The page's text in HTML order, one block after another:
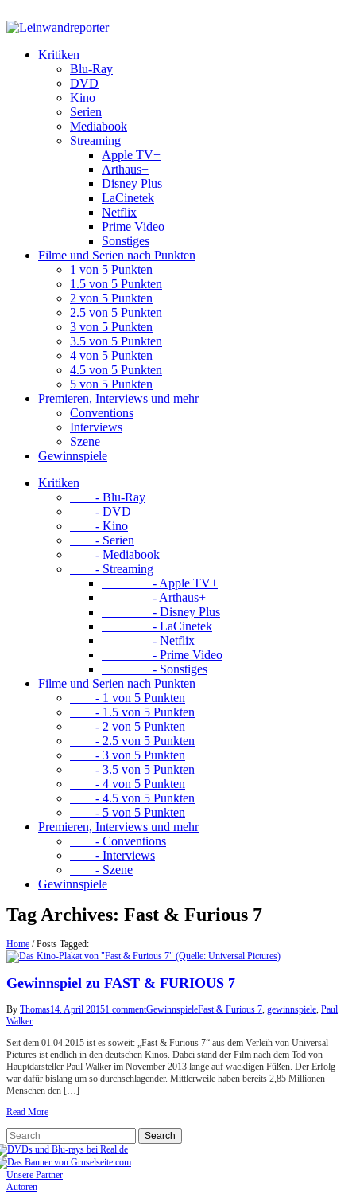
Kritiken
Blu-Ray
DVD
Kino
Serien
Mediabook
Streaming
Apple TV+
Arthaus+
Disney Plus
LaCinetek
Netflix
Prime Video
Sonstiges
Filme und Serien nach Punkten
1 von 5 Punkten
1.5 von 5 Punkten
2 von 5 Punkten
2.5 von 5 Punkten
3 von 5 Punkten
3.5 von 5 Punkten
4 von 5 Punkten
4.5 von 5 Punkten
5 von 5 Punkten
Premieren, Interviews und mehr
Conventions
Interviews
Szene
Gewinnspiele
Kritiken
- Blu-Ray
- DVD
- Kino
- Serien
- Mediabook
- Streaming
- Apple TV+
- Arthaus+
- Disney Plus
- LaCinetek
- Netflix
- Prime Video
- Sonstiges
Filme und Serien nach Punkten
- 1 von 5 Punkten
- 1.5 von 5 Punkten
- 2 von 5 Punkten
- 2.5 von 5 Punkten
- 3 von 5 Punkten
- 3.5 von 5 Punkten
- 4 von 5 Punkten
- 4.5 von 5 Punkten
- 5 von 5 Punkten
Premieren, Interviews und mehr
- Conventions
- Interviews
- Szene
Gewinnspiele
Tag Archives: Fast & Furious 7
Home /Posts Tagged:
Gewinnspiel zu FAST & FURIOUS 7
By Thomas14. April 20151 commentGewinnspieleFast & Furious 7, gewinnspiele, Paul
Walker
Seit dem 01.04.2015 ist es soweit: „Fast & Furious 7“ aus dem Verleih von Universal
Pictures ist endlich in den deutschen Kinos. Dabei stand der Film nach dem Tod von
Hauptdarsteller Paul Walker im November 2013 lange auf wackligen Füßen. Der Erfolg
war dafür bislang um so durchschlagender. Mittlerweile haben bereits 2,85 Millionen
Menschen den […]
Read More
Unsere Partner
Autoren